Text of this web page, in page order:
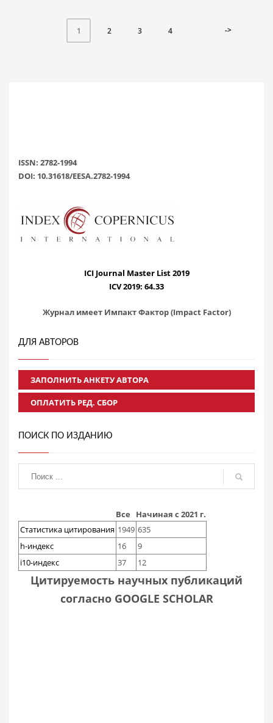
1 2 3 4 ->
ISSN: 2782-1994
DOI: 10.31618/EESA.2782-1994
ICI Journal Master List 2019
ICV 2019: 64.33
Журнал имеет Импакт Фактор (Impact Factor)
ДЛЯ АВТОРОВ
ЗАПОЛНИТЬ АНКЕТУ АВТОРА
ОПЛАТИТЬ РЕД. СБОР
ПОИСК ПО ИЗДАНИЮ
Все
Начиная с 2021 г.
Статистика цитирования 1949 635
h-индекс
16
9
i10-индекс
37 12
Цитируемость научных публикаций
согласно GOOGLE SCHOLAR